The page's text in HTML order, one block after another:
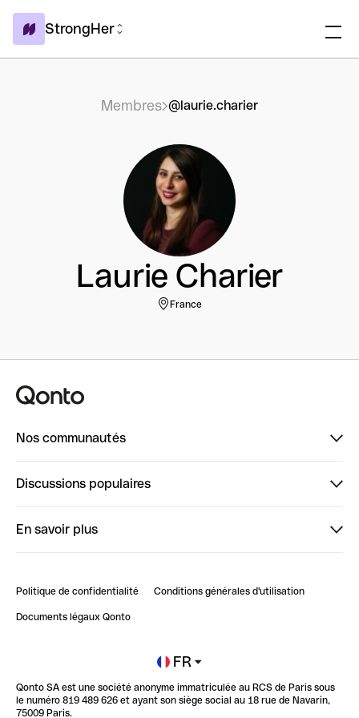
StrongHer
Membres @laurie.charier
Laurie Charier
France
Nos communautés
ClubQonto
Discussions populaires
Impact de l'IA sur les carrières/productivité
En savoir plus
Blog
Newsroom
Glossaire finance
Politique de confidentialité Conditions générales d'utilisation
Documents légaux Qonto
FR
Qonto SA est une société anonyme immatriculée au RCS de Paris sous
le numéro 819 489 626 et ayant son siège social au 18 rue de Navarin,
75009 Paris.